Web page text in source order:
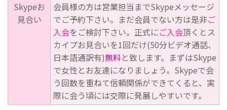
Skypeお
見合い
会員様の方は営業担当までSkypeメッセージ
でご予約下さい。まだ会員でない方は是非ご
入会をご検討下さい。正式にご入会頂くとス
カイプお見合いを1回だけ(50分ビデオ通話、
日本語通訳有)無料と致します。まずはSkype
で女性とお友達になりましょう。Skypeで会
う回数を重ねて信頼関係ができてくると、実
際に会う頃には交際に発展しやすいです。